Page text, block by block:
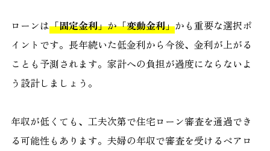
ローンは「固定金利」か「変動金利」かも重要な選択ポ
イントです。長年続いた低金利から今後、金利が上がる
ことも予測されます。家計への負担が過度にならないよ
う設計しましょう。
年収が低くても、工夫次第で住宅ローン審査を通過でき
る可能性もあります。夫婦の年収で審査を受けるペアロ